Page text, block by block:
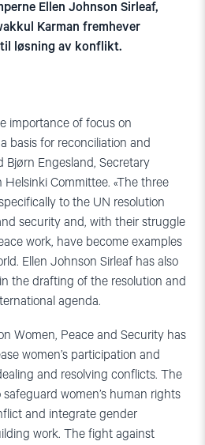
Ellen Johnson Sirleaf,
Karman fremhever
løsning av konflikt.
importance of focus on
basis for reconciliation and
Bjørn Engesland, Secretary
Helsinki Committee. «The three
to the UN resolution
security and, with their struggle
work, have become examples
Ellen Johnson Sirleaf has also
the drafting of the resolution and
agenda.
Women, Peace and Security has
women’s participation and
and resolving conflicts. The
women’s human rights
and integrate gender
work. The fight against